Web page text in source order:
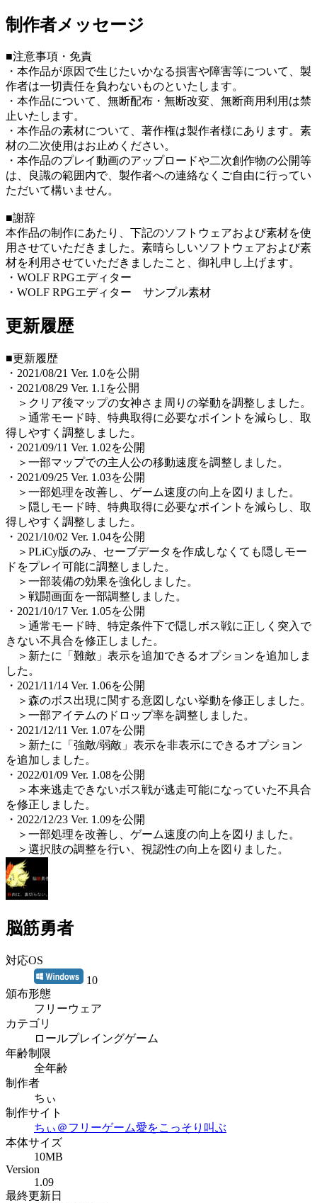
制作者メッセージ
■注意事項・免責
・本作品が原因で生じたいかなる損害や障害等について、製
作者は一切責任を負わないものといたします。
・本作品について、無断配布・無断改変、無断商用利用は禁
止いたします。
・本作品の素材について、著作権は製作者様にあります。素
材の二次使用はお止めください。
・本作品のプレイ動画のアップロードや二次創作物の公開等
は、良識の範囲内で、製作者への連絡なくご自由に行ってい
ただいて構いません。
■謝辞
本作品の制作にあたり、下記のソフトウェアおよび素材を使
用させていただきました。素晴らしいソフトウェアおよび素
材を利用させていただきましたこと、御礼申し上げます。
・WOLF RPGエディター
・WOLF RPGエディター サンプル素材
更新履歴
■更新履歴
・2021/08/21 Ver. 1.0を公開
・2021/08/29 Ver. 1.1を公開
＞クリア後マップの女神さま周りの挙動を調整しました。
＞通常モード時、特典取得に必要なポイントを減らし、取
得しやすく調整しました。
・2021/09/11 Ver. 1.02を公開
＞一部マップでの主人公の移動速度を調整しました。
・2021/09/25 Ver. 1.03を公開
＞一部処理を改善し、ゲーム速度の向上を図りました。
＞隠しモード時、特典取得に必要なポイントを減らし、取
得しやすく調整しました。
・2021/10/02 Ver. 1.04を公開
＞PLiCy版のみ、セーブデータを作成しなくても隠しモー
ドをプレイ可能に調整しました。
＞一部装備の効果を強化しました。
＞戦闘画面を一部調整しました。
・2021/10/17 Ver. 1.05を公開
＞通常モード時、特定条件下で隠しボス戦に正しく突入で
きない不具合を修正しました。
＞新たに「難敵」表示を追加できるオプションを追加しま
した。
・2021/11/14 Ver. 1.06を公開
＞森のボス出現に関する意図しない挙動を修正しました。
＞一部アイテムのドロップ率を調整しました。
・2021/12/11 Ver. 1.07を公開
＞新たに「強敵/弱敵」表示を非表示にできるオプション
を追加しました。
・2022/01/09 Ver. 1.08を公開
＞本来逃走できないボス戦が逃走可能になっていた不具合
を修正しました。
・2022/12/23 Ver. 1.09を公開
＞一部処理を改善し、ゲーム速度の向上を図りました。
＞選択肢の調整を行い、視認性の向上を図りました。
脳筋勇者
対応OS
10
頒布形態
フリーウェア
カテゴリ
ロールプレイングゲーム
年齢制限
全年齢
制作者
ちぃ
制作サイト
ちぃ＠フリーゲーム愛をこっそり叫ぶ
本体サイズ
10MB
Version
1.09
最終更新日